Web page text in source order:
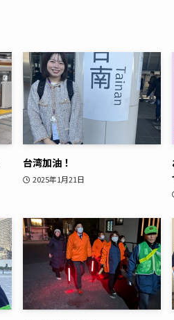
台湾加油！
2025年1月21日